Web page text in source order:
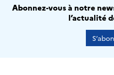
Abonnez-vous à notre
l’actualité